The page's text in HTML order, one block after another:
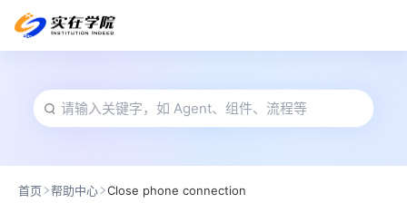
首页 帮助中心 Close phone connection